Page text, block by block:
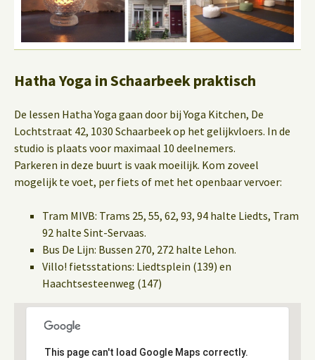
Hatha Yoga in Schaarbeek praktisch
De lessen Hatha Yoga gaan door bij Yoga Kitchen, De
Lochtstraat 42, 1030 Schaarbeek op het gelijkvloers. In de
studio is plaats voor maximaal 10 deelnemers.
Parkeren in deze buurt is vaak moeilijk. Kom zoveel
mogelijk te voet, per fiets of met het openbaar vervoer:
Tram MIVB: Trams 25, 55, 62, 93, 94 halte Liedts, Tram
92 halte Sint-Servaas.
Bus De Lijn: Bussen 270, 272 halte Lehon.
Villo! fietsstations: Liedtsplein (139) en
Haachtsesteenweg (147)
This page can't load Google Maps correctly.